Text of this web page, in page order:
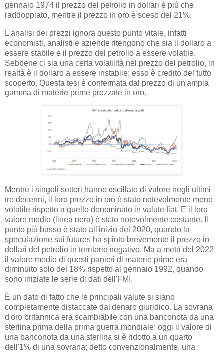
gennaio 1974 il prezzo del petrolio in dollari è più che
raddoppiato, mentre il prezzo in oro è sceso del 21%.
L'analisi dei prezzi ignora questo punto vitale, infatti
economisti, analisti e aziende ritengono che sia il dollaro a
essere stabile e il prezzo del petrolio a essere volatile.
Sebbene ci sia una certa volatilità nel prezzo del petrolio, in
realtà è il dollaro a essere instabile: esso è credito del tutto
scoperto. Questa tesi è confermata dal prezzo di un'ampia
gamma di materie prime prezzate in oro.
Mentre i singoli settori hanno oscillato di valore negli ultimi
tre decenni, il loro prezzo in oro è stato notevolmente meno
volatile rispetto a quello denominato in valute fiat. E il loro
valore medio (linea nera) è stato notevolmente costante. Il
punto più basso è stato all'inizio del 2020, quando la
speculazione sui futures ha spinto brevemente il prezzo in
dollari del petrolio in territorio negativo. Ma a metà del 2022
il valore medio di questi panieri di materie prime era
diminuito solo del 18% rispetto al gennaio 1992, quando
sono iniziate le serie di dati dell'FMI.
È un dato di fatto che le principali valute si siano
completamente distaccate dal denaro giuridico. La sovrana
d'oro britannica era scambiabile con una banconota da una
sterlina prima della prima guerra mondiale: oggi il valore di
una banconota da una sterlina si è ridotto a un quarto
dell'1% di una sovrana; detto convenzionalmente, una